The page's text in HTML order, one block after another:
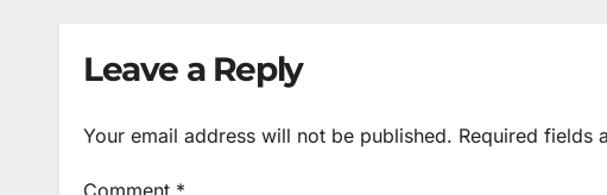
Leave a Reply
Your email address will not be published. Required fields
Comment *